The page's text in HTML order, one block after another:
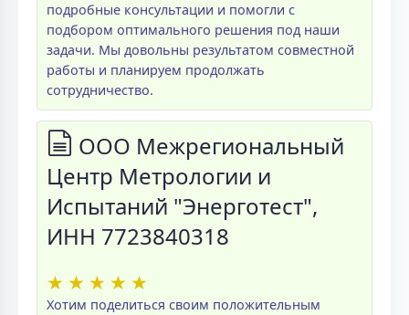
подробные консультации и помогли с
подбором оптимального решения под наши
задачи. Мы довольны результатом совместной
работы и планируем продолжать
сотрудничество.
ООО Межрегиональный
Центр Метрологии и
Испытаний "Энерготест",
ИНН 7723840318
★ ★ ★ ★ ★
Хотим поделиться своим положительным